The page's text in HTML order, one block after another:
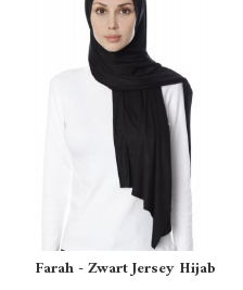
Farah - Zwart Jersey Hijab